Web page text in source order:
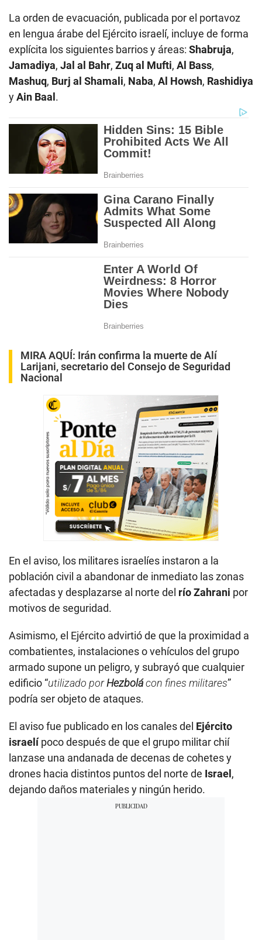
La orden de evacuación, publicada por el portavoz
en lengua árabe del Ejército israelí, incluye de forma
explícita los siguientes barrios y áreas: Shabruja,
Jamadiya, Jal al Bahr, Zuq al Mufti, Al Bass,
Mashuq, Burj al Shamali, Naba, Al Howsh, Rashidiya
yAin Baal.
MIRA AQUÍ: Irán confirma la muerte de Alí
Larijani, secretario del Consejo de Seguridad
Nacional
En el aviso, los militares israelíes instaron a la
población civil a abandonar de inmediato las zonas
afectadas y desplazarse al norte del río Zahrani por
motivos de seguridad.
Asimismo, el Ejército advirtió de que la proximidad a
combatientes, instalaciones o vehículos del grupo
armado supone un peligro, y subrayó que cualquier
edificio “utilizado porHezbolácon fines militares”
podría ser objeto de ataques.
El aviso fue publicado en los canales del Ejército
israelípoco después de que el grupo militar chií
lanzase una andanada de decenas de cohetes y
drones hacia distintos puntos del norte de Israel,
dejando daños materiales y ningún herido.